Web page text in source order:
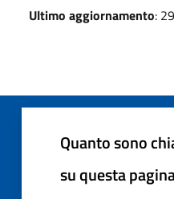
Ultimo aggiornamento:
Quanto sono
su questa